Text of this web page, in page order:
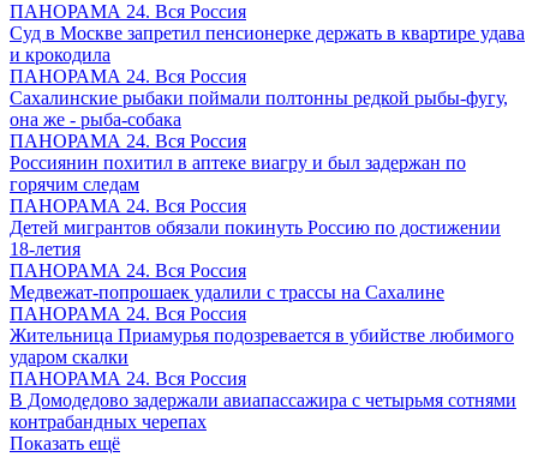
ПАНОРАМА 24. Вся Россия
Суд в Москве запретил пенсионерке держать в квартире удава
и крокодила
ПАНОРАМА 24. Вся Россия
Сахалинские рыбаки поймали полтонны редкой рыбы-фугу,
она же - рыба-собака
ПАНОРАМА 24. Вся Россия
Россиянин похитил в аптеке виагру и был задержан по
горячим следам
ПАНОРАМА 24. Вся Россия
Детей мигрантов обязали покинуть Россию по достижении
18-летия
ПАНОРАМА 24. Вся Россия
Медвежат-попрошаек удалили с трассы на Сахалине
ПАНОРАМА 24. Вся Россия
Жительница Приамурья подозревается в убийстве любимого
ударом скалки
ПАНОРАМА 24. Вся Россия
В Домодедово задержали авиапассажира с четырьмя сотнями
контрабандных черепах
Показать ещё